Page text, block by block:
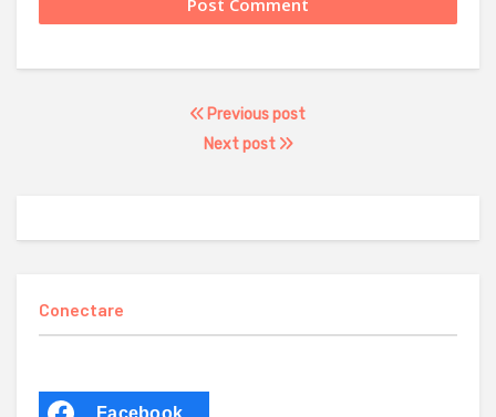
Previous post
Next post
Conectare